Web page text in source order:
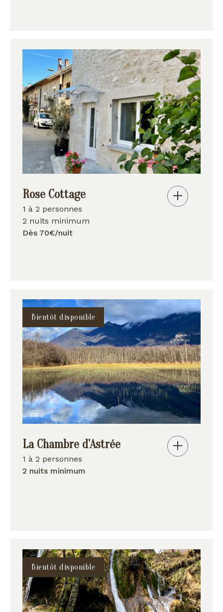
Rose Cottage
1 à 2 personnes
2 nuits minimum
Dès 70€/nuit
Bientôt disponible
La Chambre d’Astrée
1 à 2 personnes
2 nuits minimum
Bientôt disponible